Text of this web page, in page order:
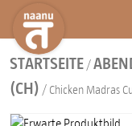
STARTSEITE /
(CH) / Chicken Madras